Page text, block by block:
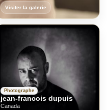
Visiter la galerie
Photographe
jean-francois dupuis
Canada